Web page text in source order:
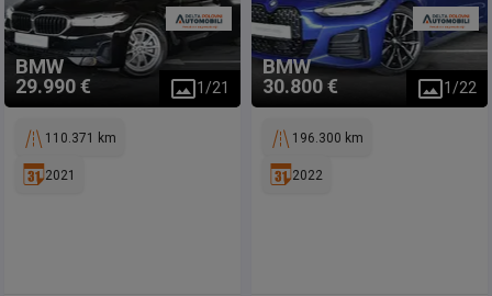
BMW
29.990 € 1 /21
110.371 km
2021
BMW
30.800 € 1 /22
196.300 km
2022